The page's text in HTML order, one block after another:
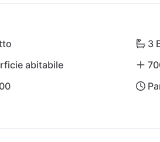
il centro storico di Trogir con
di Spalato garantisce
3
abitabile